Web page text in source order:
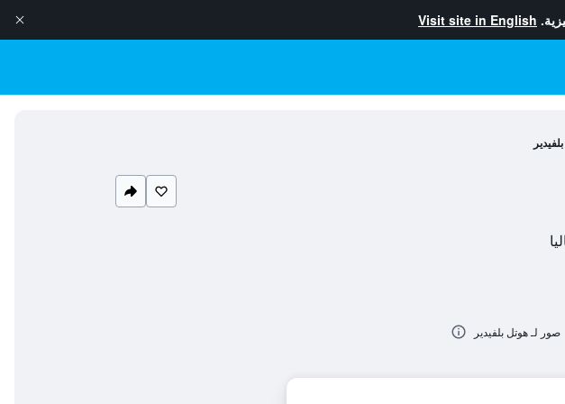
Visit site in English
صور لـ هوتل بلفيدير